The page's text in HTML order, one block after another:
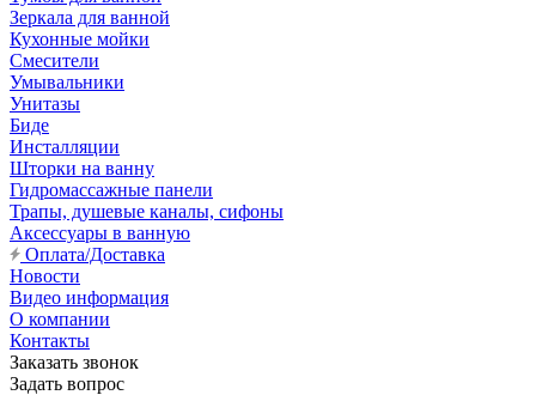
Зеркала для ванной
Кухонные мойки
Смесители
Умывальники
Унитазы
Биде
Инсталляции
Шторки на ванну
Гидромассажные панели
Трапы, душевые каналы, сифоны
Аксессуары в ванную
Оплата/Доставка
Новости
Видео информация
О компании
Контакты
Заказать звонок
Задать вопрос